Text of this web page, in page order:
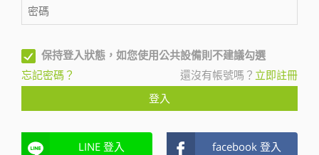
保持登入狀態，如您使用公共設備則不建議勾選
忘記密碼？
還沒有帳號嗎？ 立即註冊
登入
LINE 登入 facebook 登入